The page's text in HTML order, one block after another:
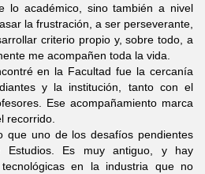
lo académico, sino también a nivel
la frustración, a ser perseverante,
criterio propio y, sobre todo, a
me acompañen toda la vida.
en la Facultad fue la cercanía
y la institución, tanto con el
Ese acompañamiento marca
recorrido.
que uno de los desafíos pendientes
Es muy antiguo, y hay
tecnológicas en la industria que no